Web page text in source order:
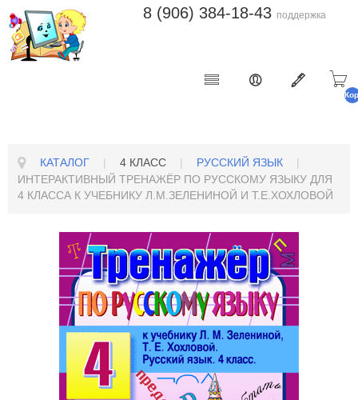
8 (906) 384-18-43 поддержка
КАТАЛОГ | 4 КЛАСС | РУССКИЙ ЯЗЫК
|
ИНТЕРАКТИВНЫЙ ТРЕНАЖЁР ПО РУССКОМУ ЯЗЫКУ ДЛЯ
4 КЛАССА К УЧЕБНИКУ Л.М.ЗЕЛЕНИНОЙ И Т.Е.ХОХЛОВОЙ